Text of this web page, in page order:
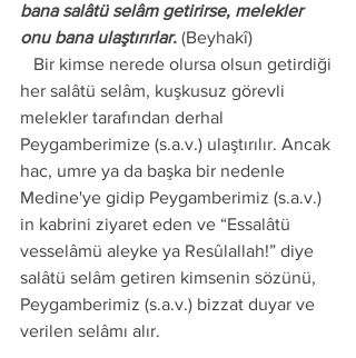
bana salâtü selâm getirirse, melekler
onu bana ulaştırırlar. (Beyhakî)
her salâtü selâm, kuşkusuz görevli
melekler tarafından derhal
Peygamberimize (s.a.v.) ulaştırılır. Ancak
hac, umre ya da başka bir nedenle
Medine'ye gidip Peygamberimiz (s.a.v.)
in kabrini ziyaret eden ve “Essalâtü
vesselâmü aleyke ya Resûlallah!” diye
salâtü selâm getiren kimsenin sözünü,
Peygamberimiz (s.a.v.) bizzat duyar ve
verilen selâmı alır.